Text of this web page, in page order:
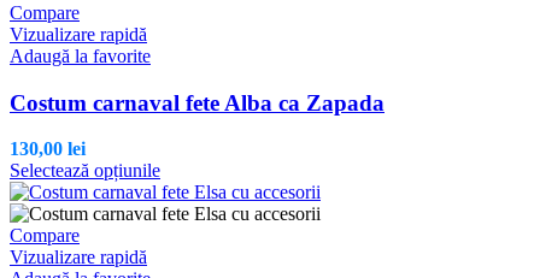
pot
fi
pagina
produsului.
Compare
Vizualizare rapidă
Adaugă la favorite
Costum carnaval fete Alba ca Zapada
130,00 lei
Selectează opțiunileAcest
produs
are
Compare
Vizualizare rapidă